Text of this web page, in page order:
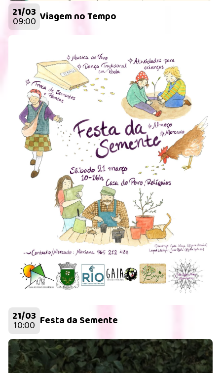
21/03
09:00 Viagem no Tempo
21/03
10:00 Festa da Semente